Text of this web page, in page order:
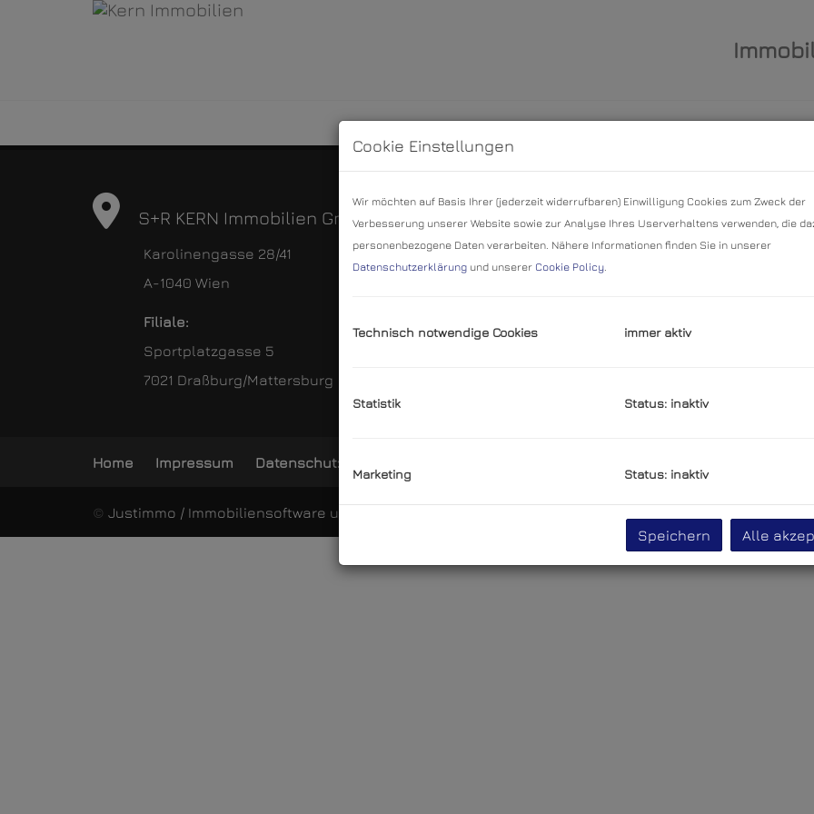
S+R KERN Immobilien GmbH
Karolinengasse 28/41
A-1040 Wien
Filiale:
Sportplatzgasse 5
7021 Draßburg/Mattersburg
Kontakt
+43 699 191 33 763
Home Impressum Datenschutzerklärung
© Justimmo / Immobiliensoftware und Maklerwebsites
Cookie Einstellungen
Wir möchten auf Basis Ihrer (jederzeit widerrufbaren) Einwilligung Cookies zum Zweck der
Verbesserung unserer Website sowie zur Analyse Ihres Userverhaltens verwenden, die
personenbezogene Daten verarbeiten. Nähere Informationen finden Sie in unserer
Datenschutzerklärung und unserer Cookie Policy.
Technisch notwendige Cookies immer aktiv
Statistik Status: inaktiv
Marketing Status: inaktiv
Speichern Alle